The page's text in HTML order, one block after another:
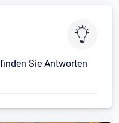
Sie Antworten